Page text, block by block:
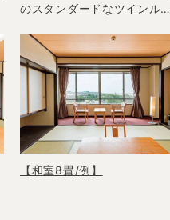
のスタンダードなツインルー
【和室8畳/例】